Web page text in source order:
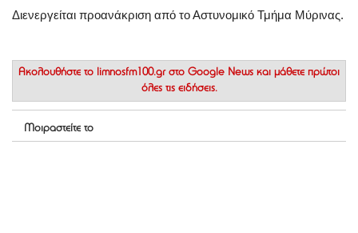
Διενεργείται προανάκριση από το Αστυνομικό Τμήμα Μύρινας.
Ακολουθήστε το limnosfm100.gr στο Google News και μάθετε πρώτοι
όλες τις ειδήσεις.
Μοιραστείτε το